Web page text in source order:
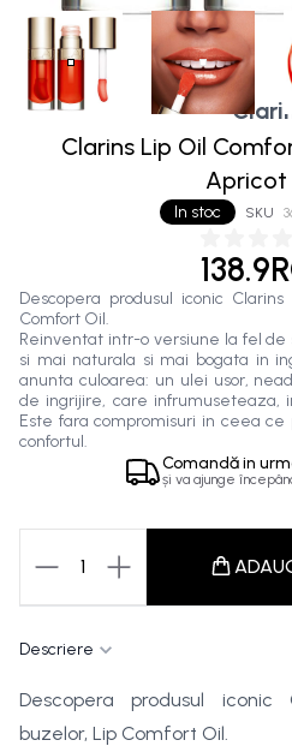
In stoc SKU
Clarins Lip Oil
Apricot
Descopera produsul iconic
Comfort Oil.
Reinventat intr-o versiune la fel
si mai naturala si mai bogata in
anunta culoarea: un ulei usor,
de ingrijire, care infrumuseteaza,
Este fara compromisuri in ceea
confortul.
Comandă in
și va ajunge
1
Descriere
Descopera produsul iconic
buzelor, Lip Comfort Oil.